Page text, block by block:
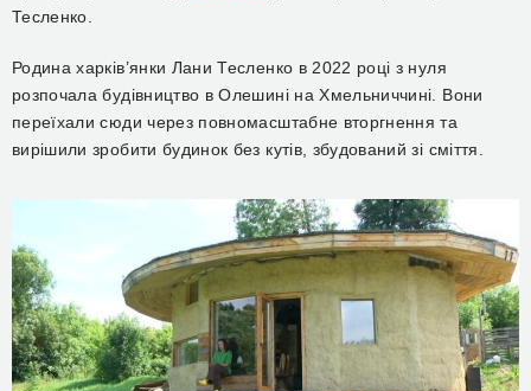
Тесленко.
Родина харків’янки Лани Тесленко в 2022 році з нуля
розпочала будівництво в Олешині на Хмельниччині. Вони
переїхали сюди через повномасштабне вторгнення та
вирішили зробити будинок без кутів, збудований зі сміття.